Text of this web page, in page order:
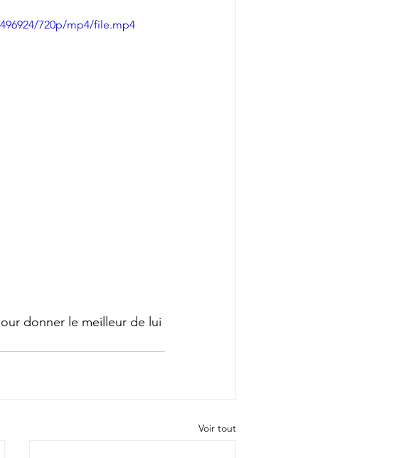
720p/mp4/file.mp4
donner le meilleur de lui
Voir tout